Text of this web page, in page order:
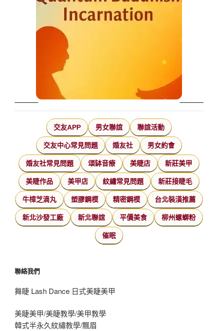
交友APP 男女聯誼 聯誼活動
交友中心常見問題 婚友社 男女約會
婚友社常見問題 頌缽音療 美睫店 新莊美甲
美睫作品 美甲店 紋繡常見問題 新莊接睫毛
牛樟芝滴丸 塑膠鋼模 精密鋼模 台北裝潢推薦
新北沙發工廠 新北聯誼 平價美食 柳州螺螄粉
催眠
聯絡我們
舞睫 Lash Dance 日式美睫美甲
美睫美甲/美睫教學/美甲教學
韓式半永久紋繡教學/飄眉